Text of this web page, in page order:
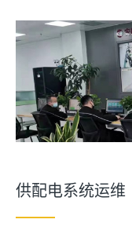
供配电系统运维